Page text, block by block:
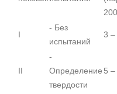
I
- Без
испытаний
3 –
II
-
Определение
твердости
5